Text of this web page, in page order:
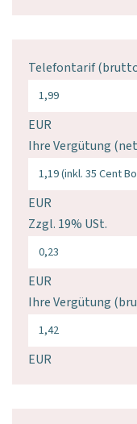
Telefontarif
EUR
Ihre Vergütung
EUR
Zzgl. 19% USt.
EUR
Ihre Vergütung
EUR